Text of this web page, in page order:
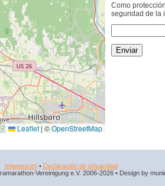
Leaflet | ©OpenStreetMap
Como
seguridad de la
Impressum• Declaración de privacidad
Vereinigung e.V. 2006-2026 • Design by